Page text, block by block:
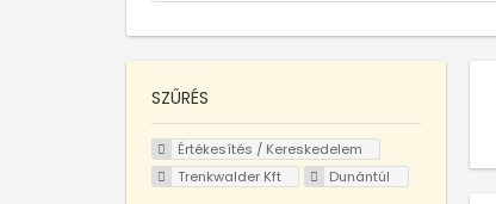
SZŰRÉS
Értékesítés / Kereskedelem
Trenkwalder Kft
Dunántúl